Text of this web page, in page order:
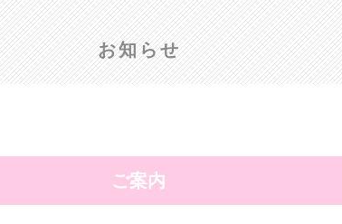
お知らせ
ご案内